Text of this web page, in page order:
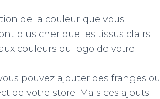
de la couleur que vous
plus cher que les tissus clairs.
couleurs du logo de votre
pouvez ajouter des franges ou
de votre store. Mais ces ajouts